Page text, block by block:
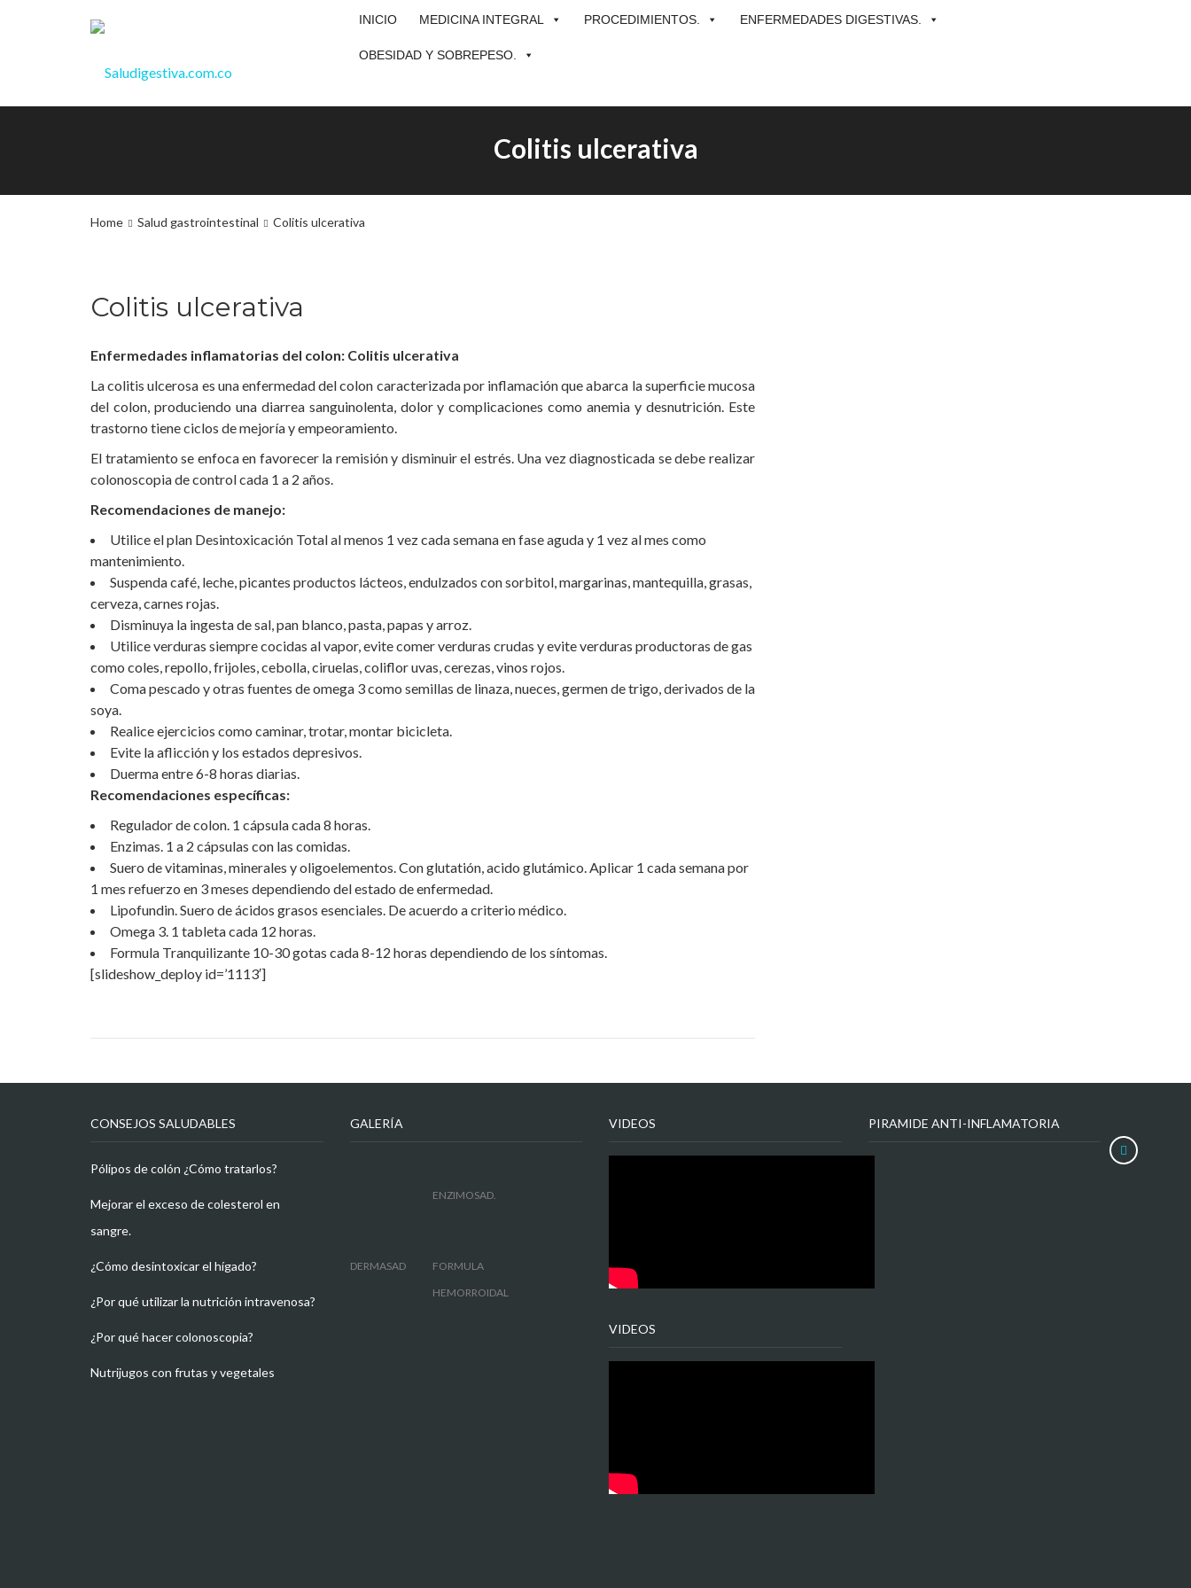
INICIO MEDICINA INTEGRAL PROCEDIMIENTOS. ENFERMEDADES DIGESTIVAS.
OBESIDAD Y SOBREPESO.
Colitis ulcerativa
Home Salud gastrointestinal Colitis ulcerativa
Colitis ulcerativa
Enfermedades inflamatorias del colon: Colitis ulcerativa
La colitis ulcerosa es una enfermedad del colon caracterizada por inflamación que abarca la superficie mucosa
del colon, produciendo una diarrea sanguinolenta, dolor y complicaciones como anemia y desnutrición. Este
trastorno tiene ciclos de mejoría y empeoramiento.
El tratamiento se enfoca en favorecer la remisión y disminuir el estrés. Una vez diagnosticada se debe realizar
colonoscopia de control cada 1 a 2 años.
Recomendaciones de manejo:
Utilice el plan Desintoxicación Total al menos 1 vez cada semana en fase aguda y 1 vez al mes como
mantenimiento.
Suspenda café, leche, picantes productos lácteos, endulzados con sorbitol, margarinas, mantequilla, grasas,
cerveza, carnes rojas.
Disminuya la ingesta de sal, pan blanco, pasta, papas y arroz.
Utilice verduras siempre cocidas al vapor, evite comer verduras crudas y evite verduras productoras de gas
como coles, repollo, frijoles, cebolla, ciruelas, coliflor uvas, cerezas, vinos rojos.
Coma pescado y otras fuentes de omega 3 como semillas de linaza, nueces, germen de trigo, derivados de la
soya.
Realice ejercicios como caminar, trotar, montar bicicleta.
Evite la aflicción y los estados depresivos.
Duerma entre 6-8 horas diarias.
Recomendaciones específicas:
Regulador de colon. 1 cápsula cada 8 horas.
Enzimas. 1 a 2 cápsulas con las comidas.
Suero de vitaminas, minerales y oligoelementos. Con glutatión, acido glutámico. Aplicar 1 cada semana por
1 mes refuerzo en 3 meses dependiendo del estado de enfermedad.
Lipofundin. Suero de ácidos grasos esenciales. De acuerdo a criterio médico.
Omega 3. 1 tableta cada 12 horas.
Formula Tranquilizante 10-30 gotas cada 8-12 horas dependiendo de los síntomas.
[slideshow_deploy id=’1113′]
CONSEJOS SALUDABLES
Pólipos de colón ¿Cómo tratarlos?
Mejorar el exceso de colesterol en
sangre.
¿Cómo desintoxicar el hígado?
¿Por qué utilizar la nutrición intravenosa?
¿Por qué hacer colonoscopia?
Nutrijugos con frutas y vegetales
GALERÍA
ENZIMOSAD.
DERMASAD
FORMULA
HEMORROIDAL
VIDEOS
VIDEOS
PIRAMIDE ANTI-INFLAMATORIA